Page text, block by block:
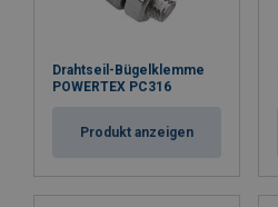
Drahtseil-Bügelklemme
POWERTEX PC316
Produkt anzeigen